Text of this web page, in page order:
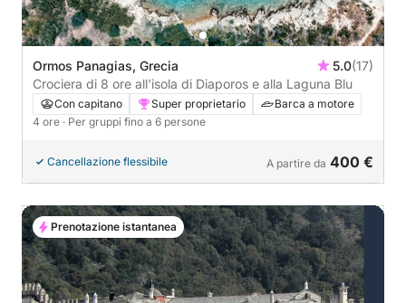
Ormos Panagias, Grecia 5.0(17)
Crociera di 8 ore all'isola di Diaporos e alla Laguna Blu
Con capitano Super proprietario
Barca a motore
4 ore · Per gruppi fino a 6 persone
Cancellazione flessibile A partire da 400 €
Prenotazione istantanea